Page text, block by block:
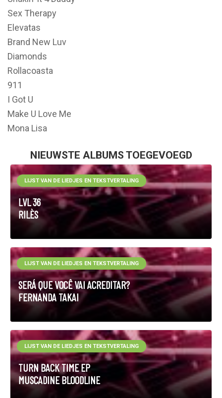
Sex Therapy
Elevatas
Brand New Luv
Diamonds
Rollacoasta
911
I Got U
Make U Love Me
Mona Lisa
NIEUWSTE ALBUMS TOEGEVOEGD
LVL 36
RILÈS
LIJST VAN DE LIEDJES EN TEKSTVERTALING
SERÁ QUE VOCÊ VAI ACREDITAR?
FERNANDA TAKAI
LIJST VAN DE LIEDJES EN TEKSTVERTALING
TURN BACK TIME EP
MUSCADINE BLOODLINE
LIJST VAN DE LIEDJES EN TEKSTVERTALING